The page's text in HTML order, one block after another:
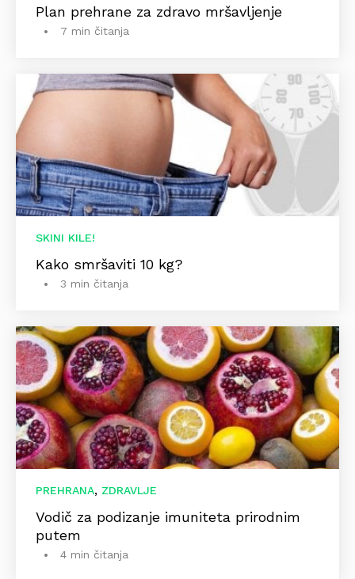
Plan prehrane za zdravo mršavljenje
7 min čitanja
SKINI KILE!
Kako smršaviti 10 kg?
3 min čitanja
PREHRANA, ZDRAVLJE
Vodič za podizanje imuniteta prirodnim
putem
4 min čitanja